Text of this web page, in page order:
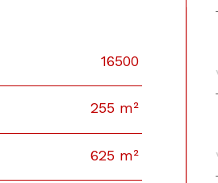
16500
255 m²
625 m²